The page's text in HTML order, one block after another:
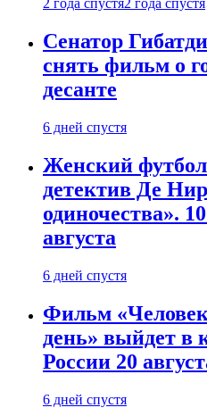
2 года спустя2 года спустя
Сенатор
снять фильм о
десанте
6 дней спустя
Женский
детектив Де
одиночества».
августа
6 дней спустя
Фильм
день» выйдет в
России 20
6 дней спустя